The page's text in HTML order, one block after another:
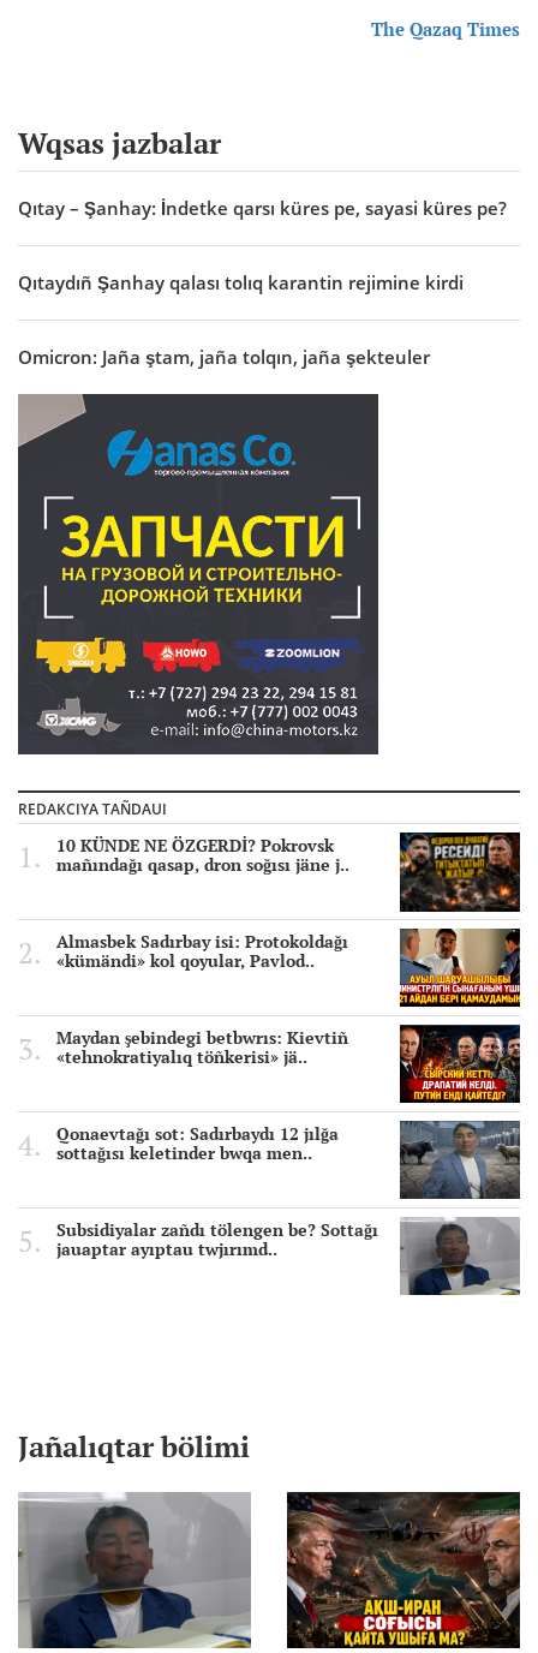
The Qazaq Times
Wqsas jazbalar
Qıtay – Şanhay: İndetke qarsı küres pe, sayasi küres pe?
Qıtaydıñ Şanhay qalası tolıq karantin rejimine kirdi
Omicron: Jaña ştam, jaña tolqın, jaña şekteuler
REDAKCIYA TAÑDAUI
10 KÜNDE NE ÖZGERDİ? Pokrovsk
mañındağı qasap, dron soğısı jäne j..
Almasbek Sadırbay isi: Protokoldağı
«kümändi» kol qoyular, Pavlod..
Maydan şebindegi betbwrıs: Kievtiñ
«tehnokratiyalıq töñkerisi» jä..
Qonaevtağı sot: Sadırbaydı 12 jılğa
sottağısı keletinder bwqa men..
Subsidiyalar zañdı tölengen be? Sottağı
jauaptar ayıptau twjırımd..
Jañalıqtar bölimi